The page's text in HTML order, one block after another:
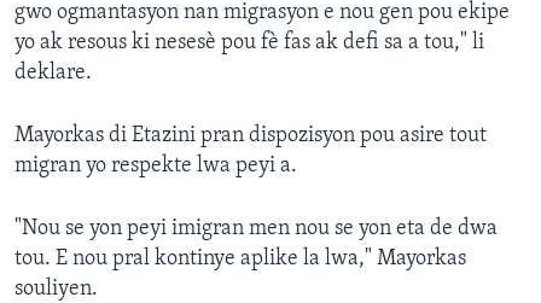
gwo ogmantasyon nan migrasyon e nou gen pou ekipe
yo ak resous ki nesesè pou fè fas ak defi sa a tou," li
deklare.
Mayorkas di Etazini pran dispozisyon pou asire tout
migran yo respekte lwa peyi a.
"Nou se yon peyi imigran men nou se yon eta de dwa
tou. E nou pral kontinye aplike la lwa," Mayorkas
souliyen.